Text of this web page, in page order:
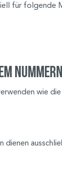
für folgende
wie
dienen